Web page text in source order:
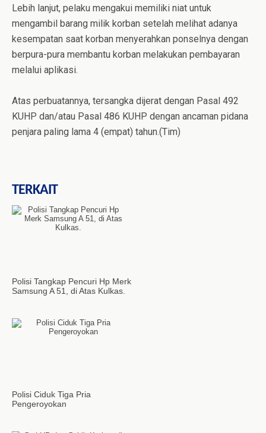
Lebih lanjut, pelaku mengakui memiliki niat untuk
mengambil barang milik korban setelah melihat adanya
kesempatan saat korban menyerahkan ponselnya dengan
berpura-pura membantu korban melakukan pembayaran
melalui aplikasi.
Atas perbuatannya, tersangka dijerat dengan Pasal 492
KUHP dan/atau Pasal 486 KUHP dengan ancaman pidana
penjara paling lama 4 (empat) tahun.(Tim)
TERKAIT
Polisi Tangkap Pencuri Hp Merk
Samsung A 51, di Atas Kulkas.
Polisi Ciduk Tiga Pria
Pengeroyokan